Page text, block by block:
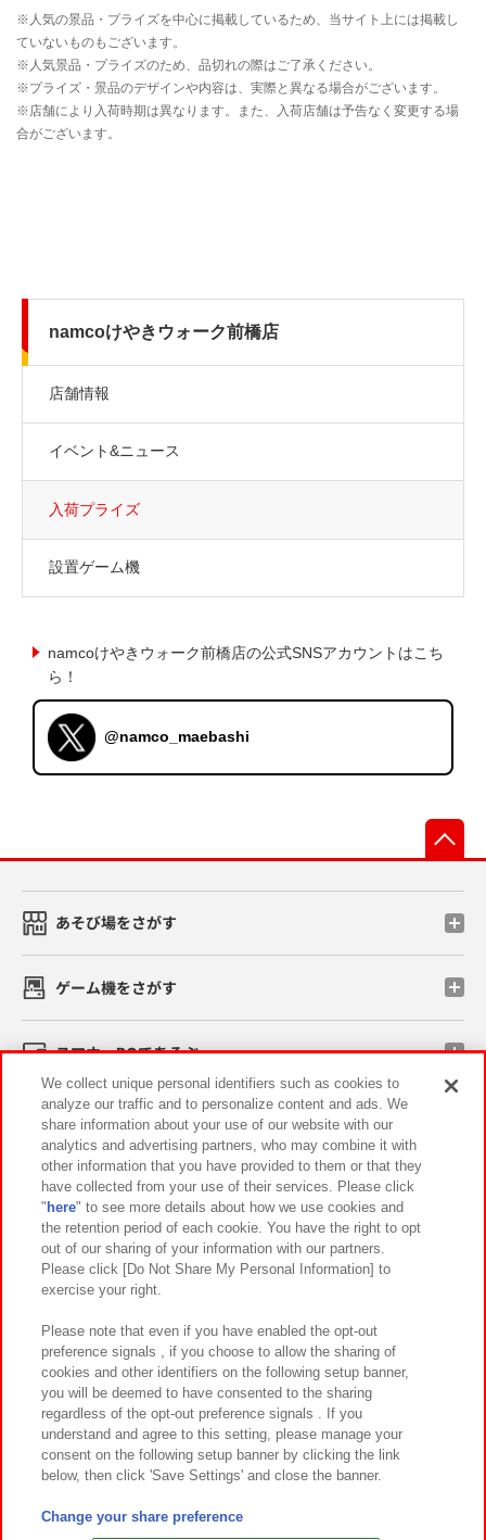
namcoけやきウォーク前橋店
店舗情報
イベント&ニュース
入荷プライズ
設置ゲーム機
namcoけやきウォーク前橋店の公式SNSアカウントはこち
ら！
@namco_maebashi
あそび場をさがす
ゲーム機をさがす
スマホ・PCであそぶ
イベント・キャンペーン
関連会社 サステナビリティ サイトポリシー
プライバシーポリシー ウェブアクセシビリティ方針と検証結果
お取引先さまとともに
カスタマーハラスメント対応方針 よくあるご質問・お問い合わせ
©Bandai Namco Amusement Inc.
©Bandai Namco Amusement Lab Inc.
We collect unique personal identifiers such as cookies to
analyze our traffic and to personalize content and ads. We
share information about your use of our website with our
analytics and advertising partners, who may combine it with
other information that you have provided to them or that they
have collected from your use of their services. Please click
" here" to see more details about how we use cookies and
the retention period of each cookie. You have the right to opt
out of our sharing of your information with our partners.
Please click [Do Not Share My Personal Information] to
exercise your right.
Please note that even if you have enabled the opt-out
preference signals , if you choose to allow the sharing of
cookies and other identifiers on the following setup banner,
you will be deemed to have consented to the sharing
regardless of the opt-out preference signals . If you
understand and agree to this setting, please manage your
consent on the following setup banner by clicking the link
below, then click 'Save Settings' and close the banner.
Change your share preference